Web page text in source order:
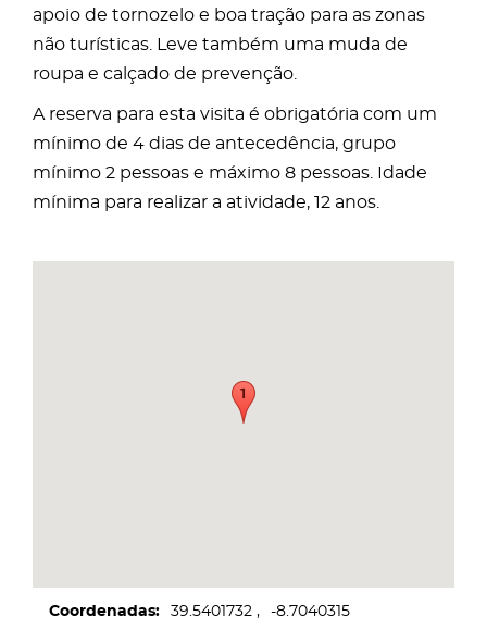
apoio de tornozelo e boa tração para as zonas
não turísticas. Leve também uma muda de
roupa e calçado de prevenção.
A reserva para esta visita é obrigatória com um
mínimo de 4 dias de antecedência, grupo
mínimo 2 pessoas e máximo 8 pessoas. Idade
mínima para realizar a atividade, 12 anos.
Coordenadas 39.5401732 -8.7040315